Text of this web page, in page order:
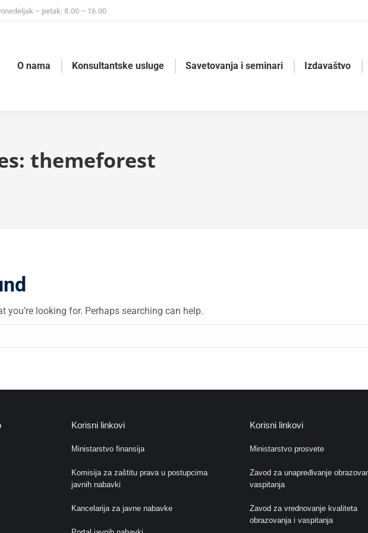
– petak: 8.00 – 16.00
O nama Konsultantske usluge Savetovanja i seminari Izdavaštvo
themeforest
you’re looking for. Perhaps searching can help.
Korisni linkovi
Ministarstvo finansija
Komisija za zaštitu prava u postupcima
javnih nabavki
Kancelarija za javne nabavke
Korisni linkovi
Ministarstvo prosvete
Zavod za unapređivanje
vaspitanja
Zavod za vrednovanje kvaliteta
obrazovanja i vaspitanja